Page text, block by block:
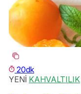
20dk
YENİ KAHVALTILIK